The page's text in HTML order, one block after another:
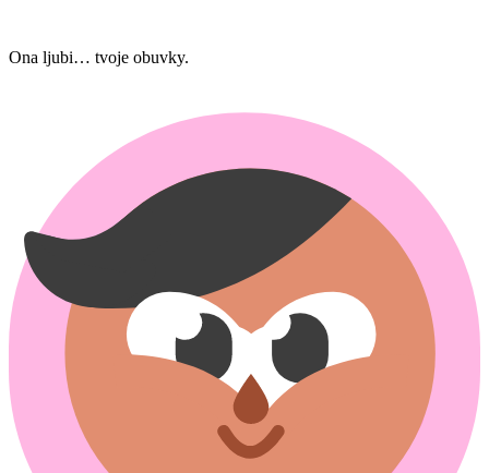
Ona ljubi… tvoje obuvky.